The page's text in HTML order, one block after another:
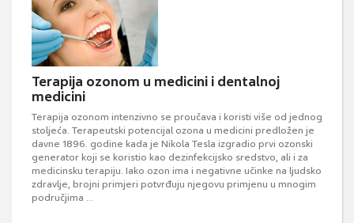
Terapija ozonom u medicini i dentalnoj
medicini
Terapija ozonom intenzivno se proučava i koristi više od jednog
stoljeća. Terapeutski potencijal ozona u medicini predložen je
davne 1896. godine kada je Nikola Tesla izgradio prvi ozonski
generator koji se koristio kao dezinfekcijsko sredstvo, ali i za
medicinsku terapiju. Iako ozon ima i negativne učinke na ljudsko
zdravlje, brojni primjeri potvrđuju njegovu primjenu u mnogim
područjima ...